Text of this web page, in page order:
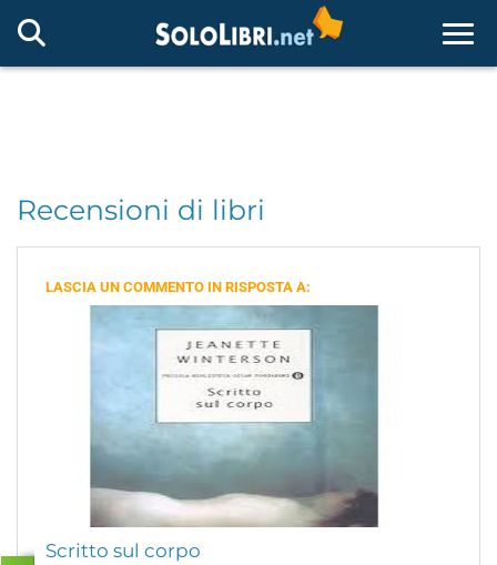
Recensioni di libri
LASCIA UN COMMENTO IN RISPOSTA A:
Scritto sul corpo